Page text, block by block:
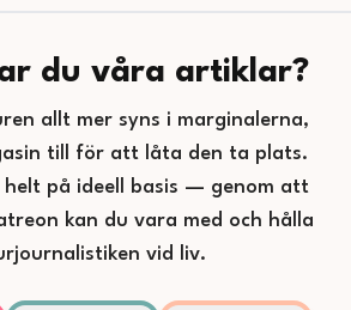
du våra artiklar?
allt mer syns i marginalerna,
till för att låta den ta plats.
helt på ideell basis — genom att
kan du vara med och hålla
vid liv.